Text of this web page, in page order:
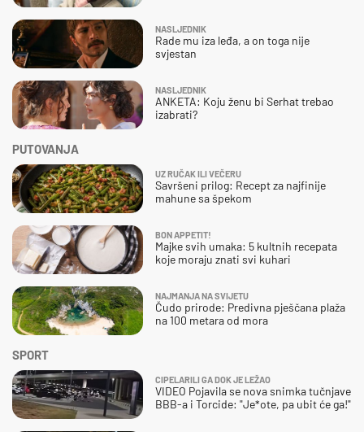
SPORT
CIPELARILI GA DOK JE LEŽAO
VIDEO Pojavila se nova snimka tučnjave
BBB-a i Torcide: "Je*ote, pa ubit će ga!"
NASLJEDNIK
Rade mu iza leđa, a on toga nije
svjestan
NASLJEDNIK
ANKETA: Koju ženu bi Serhat trebao
izabrati?
PUTOVANJA
UZ RUČAK ILI VEČERU
Savršeni prilog: Recept za najfinije
mahune sa špekom
BON APPETIT!
Majke svih umaka: 5 kultnih recepata
koje moraju znati svi kuhari
NAJMANJA NA SVIJETU
Čudo prirode: Predivna pješčana plaža
na 100 metara od mora